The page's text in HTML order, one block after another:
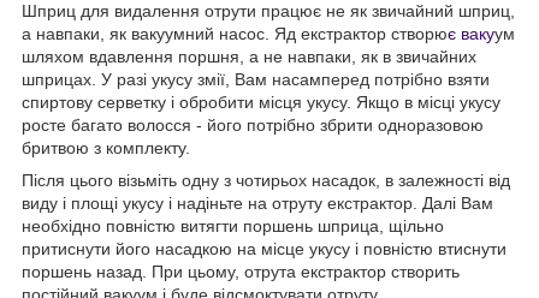
Шприц для видалення отрути працює не як звичайний шприц,
а навпаки, як вакуумний насос. Яд екстрактор створює вакуум
шляхом вдавлення поршня, а не навпаки, як в звичайних
шприцах. У разі укусу змії, Вам насамперед потрібно взяти
спиртову серветку і обробити місця укусу. Якщо в місці укусу
росте багато волосся - його потрібно збрити одноразовою
бритвою з комплекту.
Після цього візьміть одну з чотирьох насадок, в залежності від
виду і площі укусу і надіньте на отруту екстрактор. Далі Вам
необхідно повністю витягти поршень шприца, щільно
притиснути його насадкою на місце укусу і повністю втиснути
поршень назад. При цьому, отрута екстрактор створить